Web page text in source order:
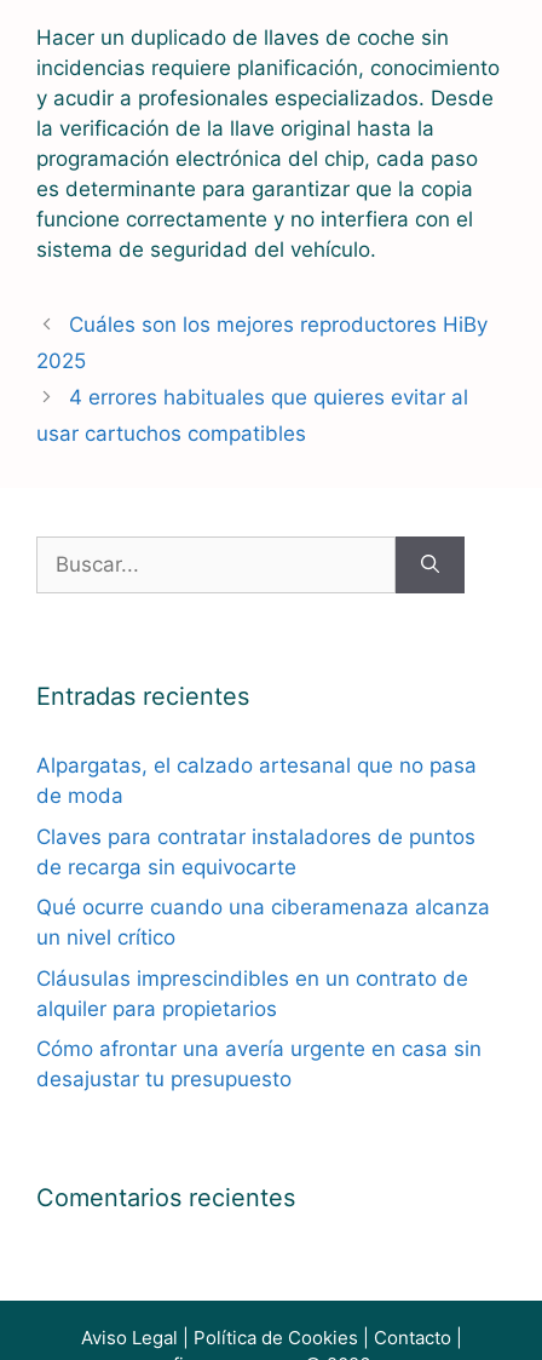
Hacer un duplicado de llaves de coche sin
incidencias requiere planificación, conocimiento
y acudir a profesionales especializados. Desde
la verificación de la llave original hasta la
programación electrónica del chip, cada paso
es determinante para garantizar que la copia
funcione correctamente y no interfiera con el
sistema de seguridad del vehículo.
Cuáles son los mejores reproductores HiBy
2025
4 errores habituales que quieres evitar al
usar cartuchos compatibles
Buscar:
Entradas recientes
Alpargatas, el calzado artesanal que no pasa
de moda
Claves para contratar instaladores de puntos
de recarga sin equivocarte
Qué ocurre cuando una ciberamenaza alcanza
un nivel crítico
Cláusulas imprescindibles en un contrato de
alquiler para propietarios
Cómo afrontar una avería urgente en casa sin
desajustar tu presupuesto
Comentarios recientes
Aviso Legal Política de Cookies Contacto|